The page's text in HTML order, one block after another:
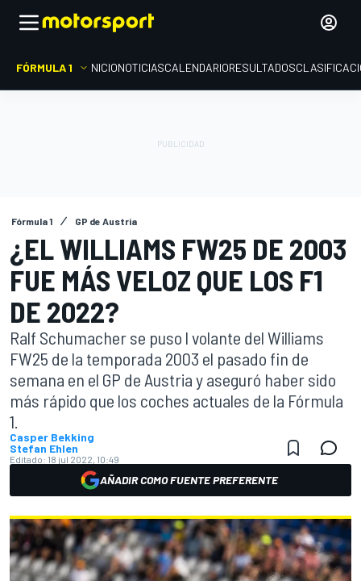
FÓRMULA 1 INICIONOTICIASCALENDARIORESULTADOS
Fórmula 1 GP de Austria
¿EL WILLIAMS FW25 DE 2003
FUE MÁS VELOZ QUE LOS F1
DE 2022?
Ralf Schumacher se puso l volante del Williams
FW25 de la temporada 2003 el pasado fin de
semana en el GP de Austria y aseguró haber sido
más rápido que los coches actuales de la Fórmula
1.
Casper Bekking
Stefan Ehlen
Editado: 18 jul 2022, 10:49
AÑADIR COMO FUENTE PREFERENTE